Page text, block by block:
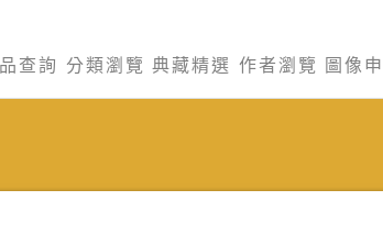
查詢 分類瀏覽 典藏精選 作者瀏覽 圖像